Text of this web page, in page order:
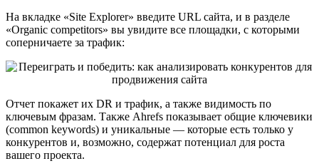
На вкладке «Site Explorer» введите URL сайта, и в разделе
«Organic competitors» вы увидите все площадки, с которыми
соперничаете за трафик:
Отчет покажет их DR и трафик, а также видимость по
ключевым фразам. Также Ahrefs показывает общие ключевики
(common keywords) и уникальные — которые есть только у
конкурентов и, возможно, содержат потенциал для роста
вашего проекта.